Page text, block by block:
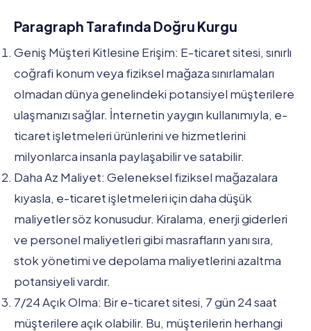
Paragraph Tarafında Doğru Kurgu
Geniş Müşteri Kitlesine Erişim: E-ticaret sitesi, sınırlı
coğrafi konum veya fiziksel mağaza sınırlamaları
olmadan dünya genelindeki potansiyel müşterilere
ulaşmanızı sağlar. İnternetin yaygın kullanımıyla, e-
ticaret işletmeleri ürünlerini ve hizmetlerini
milyonlarca insanla paylaşabilir ve satabilir.
Daha Az Maliyet: Geleneksel fiziksel mağazalara
kıyasla, e-ticaret işletmeleri için daha düşük
maliyetler söz konusudur. Kiralama, enerji giderleri
ve personel maliyetleri gibi masrafların yanı sıra,
stok yönetimi ve depolama maliyetlerini azaltma
potansiyeli vardır.
7/24 Açık Olma: Bir e-ticaret sitesi, 7 gün 24 saat
müşterilere açık olabilir. Bu, müşterilerin herhangi